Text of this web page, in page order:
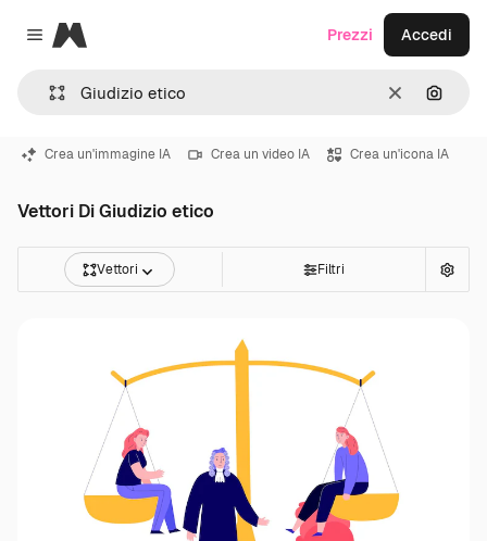
Close menu
Magnific
CancellaCerca
Prezzi Accedi
Crea un'immagine IA Crea un video IA Crea un'icona IA
Vettori Di Giudizio etico
Vettori Filtri